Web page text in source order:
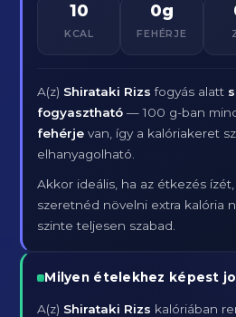
10
KCAL
0g
FEHÉRJE
A(z) Shirataki Rizs fogyás alatt
fogyasztható — 100 g-ban
fehérje van, így a kalóriakeret
elhanyagolható.
Akkor ideális, ha az étkezés
szeretnéd növelni extra kalória
szinte teljesen szabad.
Milyen ételekhez képest
A(z) Shirataki Rizs kalóriában